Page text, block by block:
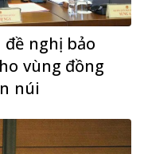
nghị bảo
vùng đồng
núi